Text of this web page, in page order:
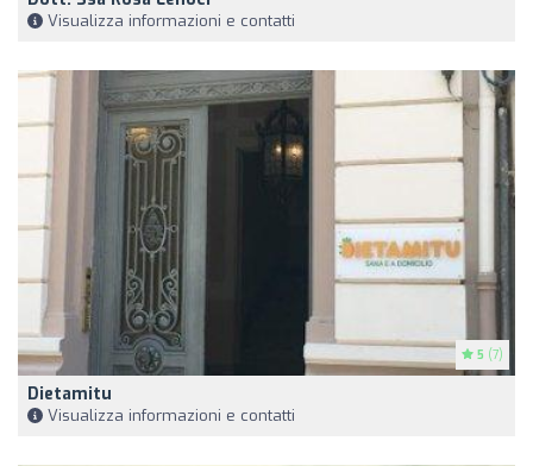
Visualizza informazioni e contatti
5 (7)
Dietamitu
Visualizza informazioni e contatti